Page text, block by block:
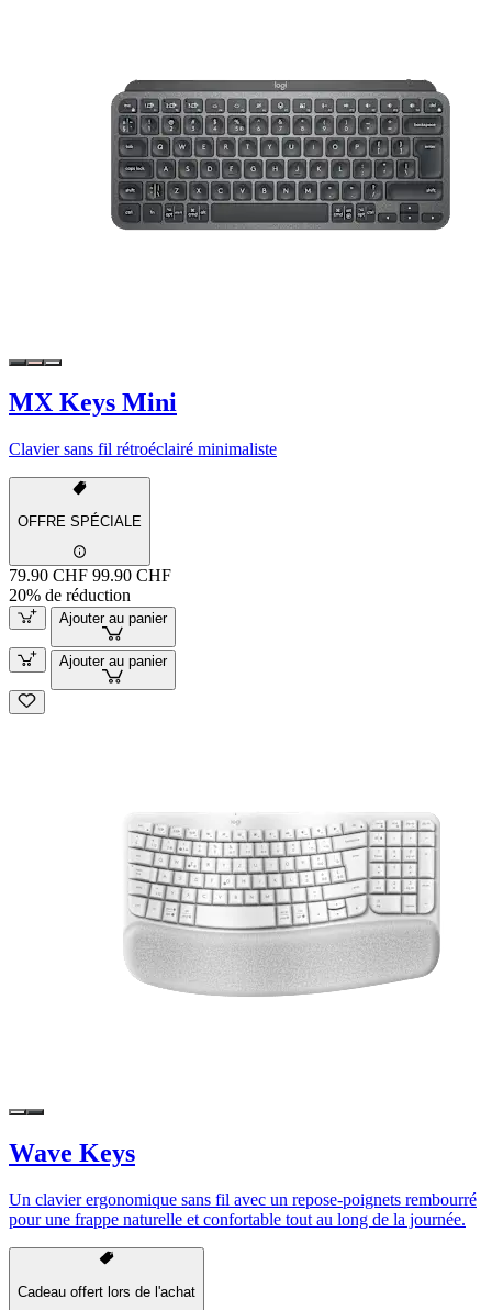
MX Keys Mini
Clavier sans fil rétroéclairé minimaliste
OFFRE SPÉCIALE
79.90 CHF 99.90 CHF
20% de réduction
Ajouter au panier
Ajouter au panier
Wave Keys
Un clavier ergonomique sans fil avec un repose-poignets rembourré
pour une frappe naturelle et confortable tout au long de la journée.
Cadeau offert lors de l'achat